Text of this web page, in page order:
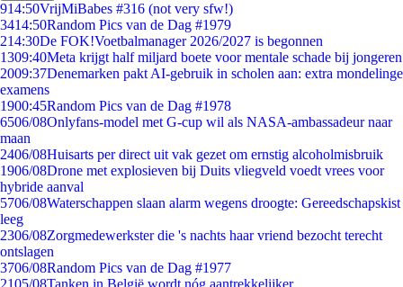
914:50VrijMiBabes #316 (not very sfw!)
3414:50Random Pics van de Dag #1979
214:30De FOK!Voetbalmanager 2026/2027 is begonnen
1309:40Meta krijgt half miljard boete voor mentale schade bij jongeren
2009:37Denemarken pakt AI-gebruik in scholen aan: extra mondelinge
examens
1900:45Random Pics van de Dag #1978
6506/08Onlyfans-model met G-cup wil als NASA-ambassadeur naar
maan
2406/08Huisarts per direct uit vak gezet om ernstig alcoholmisbruik
1906/08Drone met explosieven bij Duits vliegveld voedt vrees voor
hybride aanval
5706/08Waterschappen slaan alarm wegens droogte: Gereedschapskist
leeg
2306/08Zorgmedewerkster die 's nachts haar vriend bezocht terecht
ontslagen
3706/08Random Pics van de Dag #1977
2105/08Tanken in België wordt nóg aantrekkelijker